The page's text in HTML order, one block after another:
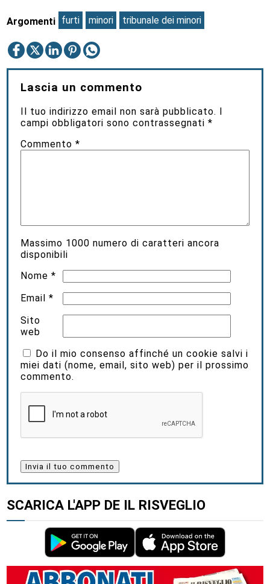
Argomenti furti minori tribunale dei minori
Lascia un commento
Il tuo indirizzo email non sarà pubblicato.
campi obbligatori sono contrassegnati*
Commento*
Massimo 1000 numero di caratteri ancora
disponibili
Nome*
Email*
Sito
web
Do il mio consenso affinché un cookie salvi i
miei dati (nome, email, sito web) per il prossimo
commento.
SCARICA L'APP DE IL RISVEGLIO